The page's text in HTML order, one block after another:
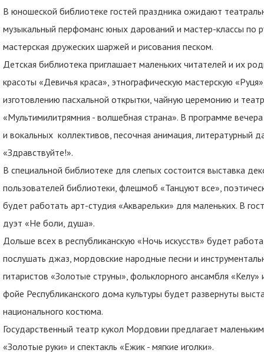
В юношеской библиотеке гостей праздника ожидают
музыкальный перфоманс юных дарований и мастер-классы по
мастерская дружеских шаржей и рисования песком.
Детская библиотека приглашает маленьких читателей и их
красоты «Девичья краса», этнографическую мастерскую
изготовлению пасхальной открытки, чайную церемонию и
«Мультимилитрямния - волшебная страна». В программе
и вокальных коллективов, песочная анимация, литературный
«Здравствуйте!».
В специальной библиотеке для слепых состоится выставка
пользователей библиотеки, флешмоб «Танцуют все»,
будет работать арт-студия «Акварельки» для маленьких. В
дуэт «Не боли, душа».
Дольше всех в республиканскую «Ночь искусств» будет
послушать джаз, мордовские народные песни и
гитаристов «Золотые струны», фольклорного ансамбля
фойе Республиканского дома культуры будет развернуты
национального костюма.
Государственный театр кукол Мордовии предлагает
«Золотые руки» и спектакль «Ежик - мягкие иголки».